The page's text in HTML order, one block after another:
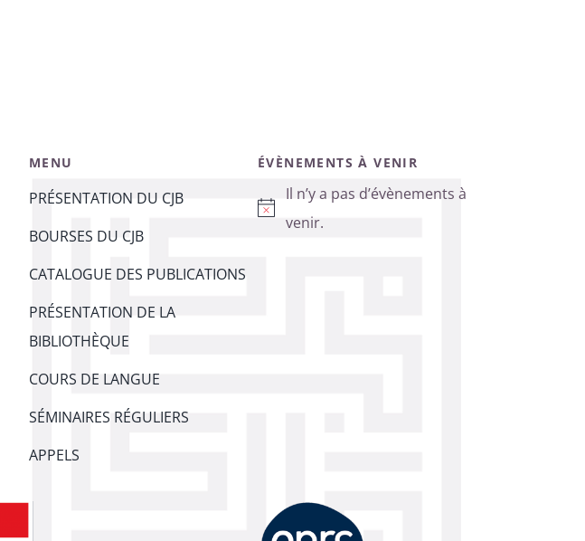
MENU
PRÉSENTATION DU CJB
BOURSES DU CJB
CATALOGUE DES PUBLICATIONS
PRÉSENTATION DE LA
BIBLIOTHÈQUE
COURS DE LANGUE
SÉMINAIRES RÉGULIERS
APPELS
ÉVÈNEMENTS À VENIR
Notice
Il n’y a pas d’évènements à
venir.